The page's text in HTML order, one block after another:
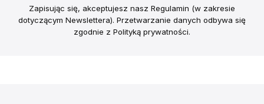
Zapisując się, akceptujesz nasz Regulamin (w zakresie
dotyczącym Newslettera). Przetwarzanie danych odbywa się
zgodnie z Polityką prywatności.